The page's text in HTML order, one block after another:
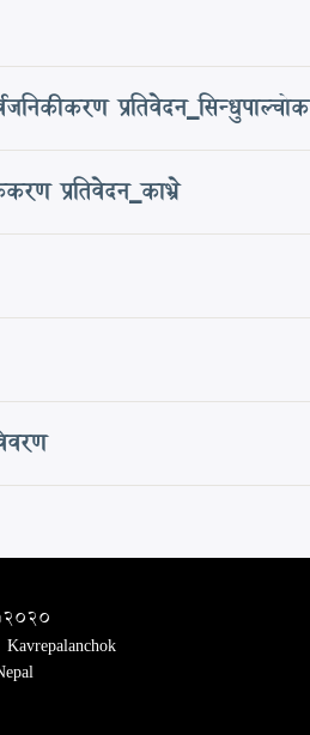
प्रतिवेदन_सिन्धुपाल्चोक
प्रतिवेदन_काभ्रे